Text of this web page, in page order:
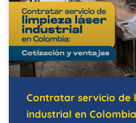
Contratar servicio de
industrial en